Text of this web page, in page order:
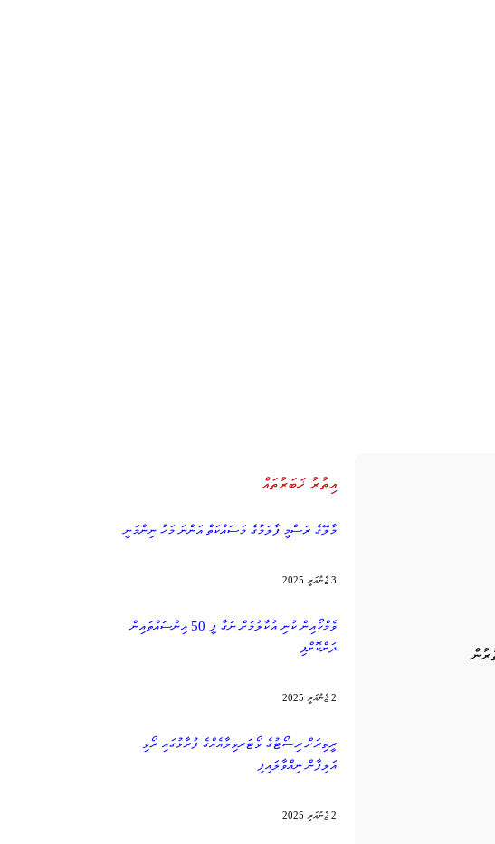
އިތުރު ޚަބަރުތައް
މާލޭގެ ރަސްމީ ފާލަމުގެ މަސައްކަތް އަންނަ މަހު ނިންމަނީ
3 ޖެނުއަރީ 2025
ވެމްކޯއިން ކުނި އުކާލުމަށް ނަގާ ފީ 50 އިންސައްތައިން
ދަށްކޮށްފި
2 ޖެނުއަރީ 2025
ރީތިރަށް ރިސޯޓުގެ ވޯޓަރވިލާއެއްގެ ފުރާޅުގައި ރޯވި
އަލިފާން ނިއްވާލައިފި
2 ޖެނުއަރީ 2025